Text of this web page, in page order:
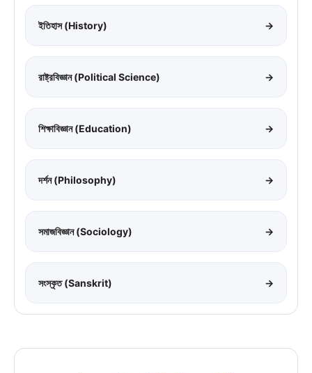
ইতিহাস (History) →
রাষ্ট্রবিজ্ঞান (Political Science) →
শিক্ষাবিজ্ঞান (Education) →
দর্শন (Philosophy) →
সমাজবিজ্ঞান (Sociology) →
সংস্কৃত (Sanskrit) →